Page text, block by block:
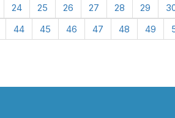
24 25 26 27 28 29
44 45 46 47 48 49